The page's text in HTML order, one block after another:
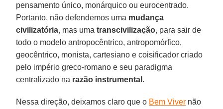
pensamento único, monárquico ou eurocentrado.
Portanto, não defendemos uma mudança
civilizatória, mas umatranscivilização, para sair de
todo o modelo antropocêntrico, antropomórfico,
geocêntrico, monista, cartesiano e coisificador criado
pelo império greco-romano e seu paradigma
centralizado na razão instrumental .
Nessa direção, deixamos claro que o Bem Viver não